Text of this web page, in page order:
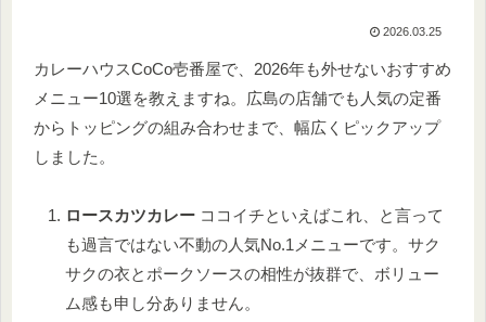
2026.03.25
カレーハウスCoCo壱番屋で、2026年も外せないおすすめ
メニュー10選を教えますね。広島の店舗でも人気の定番
からトッピングの組み合わせまで、幅広くピックアップ
しました。
ロースカツカレー ココイチといえばこれ、と言って
も過言ではない不動の人気No.1メニューです。サク
サクの衣とポークソースの相性が抜群で、ボリュー
ム感も申し分ありません。